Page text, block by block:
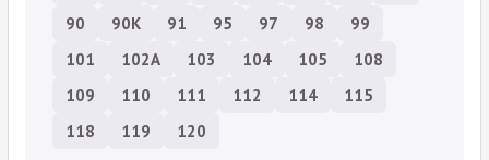
90
90К 91 95 97 98
99
101
102А 103 104 105
108
109
110 111 112 114
115
118
119 120